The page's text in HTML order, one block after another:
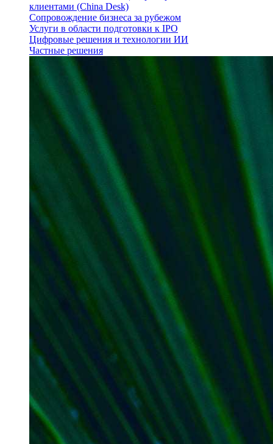
клиентами (China Desk)
Сопровождение бизнеса за рубежом
Услуги в области подготовки к IPO
Цифровые решения и технологии ИИ
Частные решения